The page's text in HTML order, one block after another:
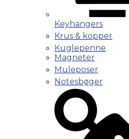
Keyhangers
Krus & kopper
Kuglepenne
Magneter
Muleposer
Notesbøger